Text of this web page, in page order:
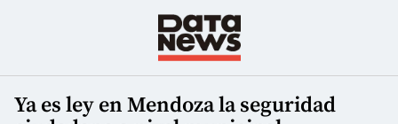
Ya es ley en Mendoza la seguridad